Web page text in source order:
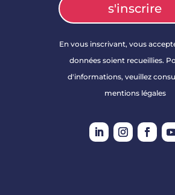
s'inscrire
En vous inscrivant, vous
données soient recueillies.
d'informations, veuillez
mentions légales